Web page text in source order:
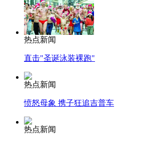
热点新闻
直击"圣诞泳装裸跑"
热点新闻
愤怒母象 携子狂追吉普车
热点新闻